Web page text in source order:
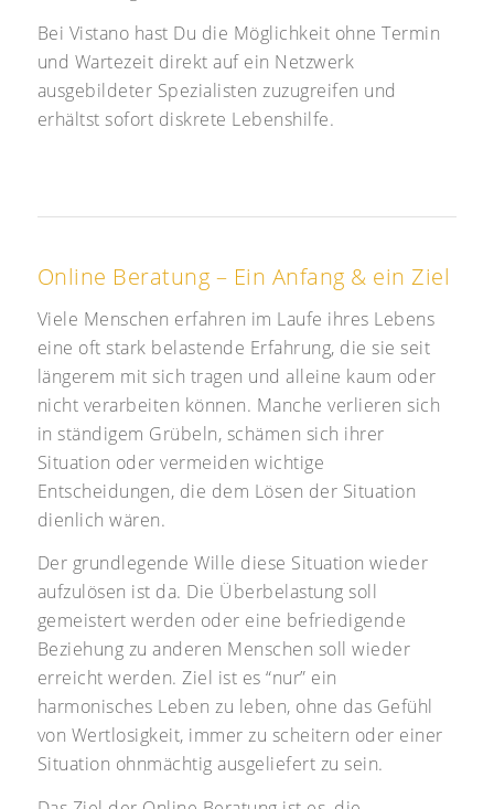
Bei Vistano hast Du die Möglichkeit ohne Termin
und Wartezeit direkt auf ein Netzwerk
ausgebildeter Spezialisten zuzugreifen und
erhältst sofort diskrete Lebenshilfe.
Online Beratung – Ein Anfang & ein Ziel
Viele Menschen erfahren im Laufe ihres Lebens
eine oft stark belastende Erfahrung, die sie seit
längerem mit sich tragen und alleine kaum oder
nicht verarbeiten können. Manche verlieren sich
in ständigem Grübeln, schämen sich ihrer
Situation oder vermeiden wichtige
Entscheidungen, die dem Lösen der Situation
dienlich wären.
Der grundlegende Wille diese Situation wieder
aufzulösen ist da. Die Überbelastung soll
gemeistert werden oder eine befriedigende
Beziehung zu anderen Menschen soll wieder
erreicht werden. Ziel ist es “nur” ein
harmonisches Leben zu leben, ohne das Gefühl
von Wertlosigkeit, immer zu scheitern oder einer
Situation ohnmächtig ausgeliefert zu sein.